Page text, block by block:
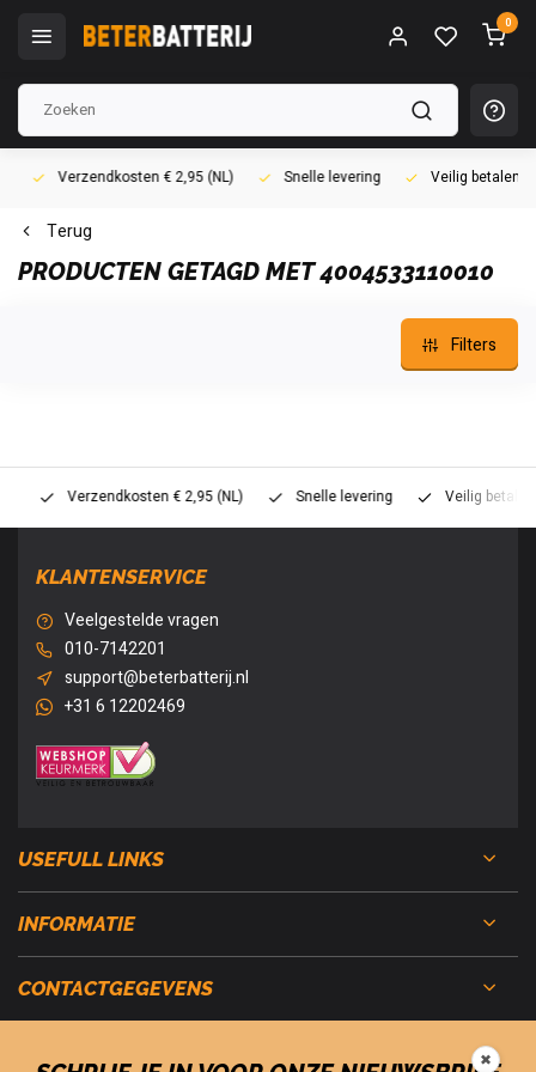
0
Verzendkosten € 2,95 (NL) Snelle levering Veilig betalen
Terug
PRODUCTEN GETAGD MET 4004533110010
Filters
Verzendkosten € 2,95 (NL) Snelle levering Veilig betalen
KLANTENSERVICE
Veelgestelde vragen
010-7142201
support@beterbatterij.nl
+31 6 12202469
USEFULL LINKS
INFORMATIE
CONTACTGEGEVENS
✖